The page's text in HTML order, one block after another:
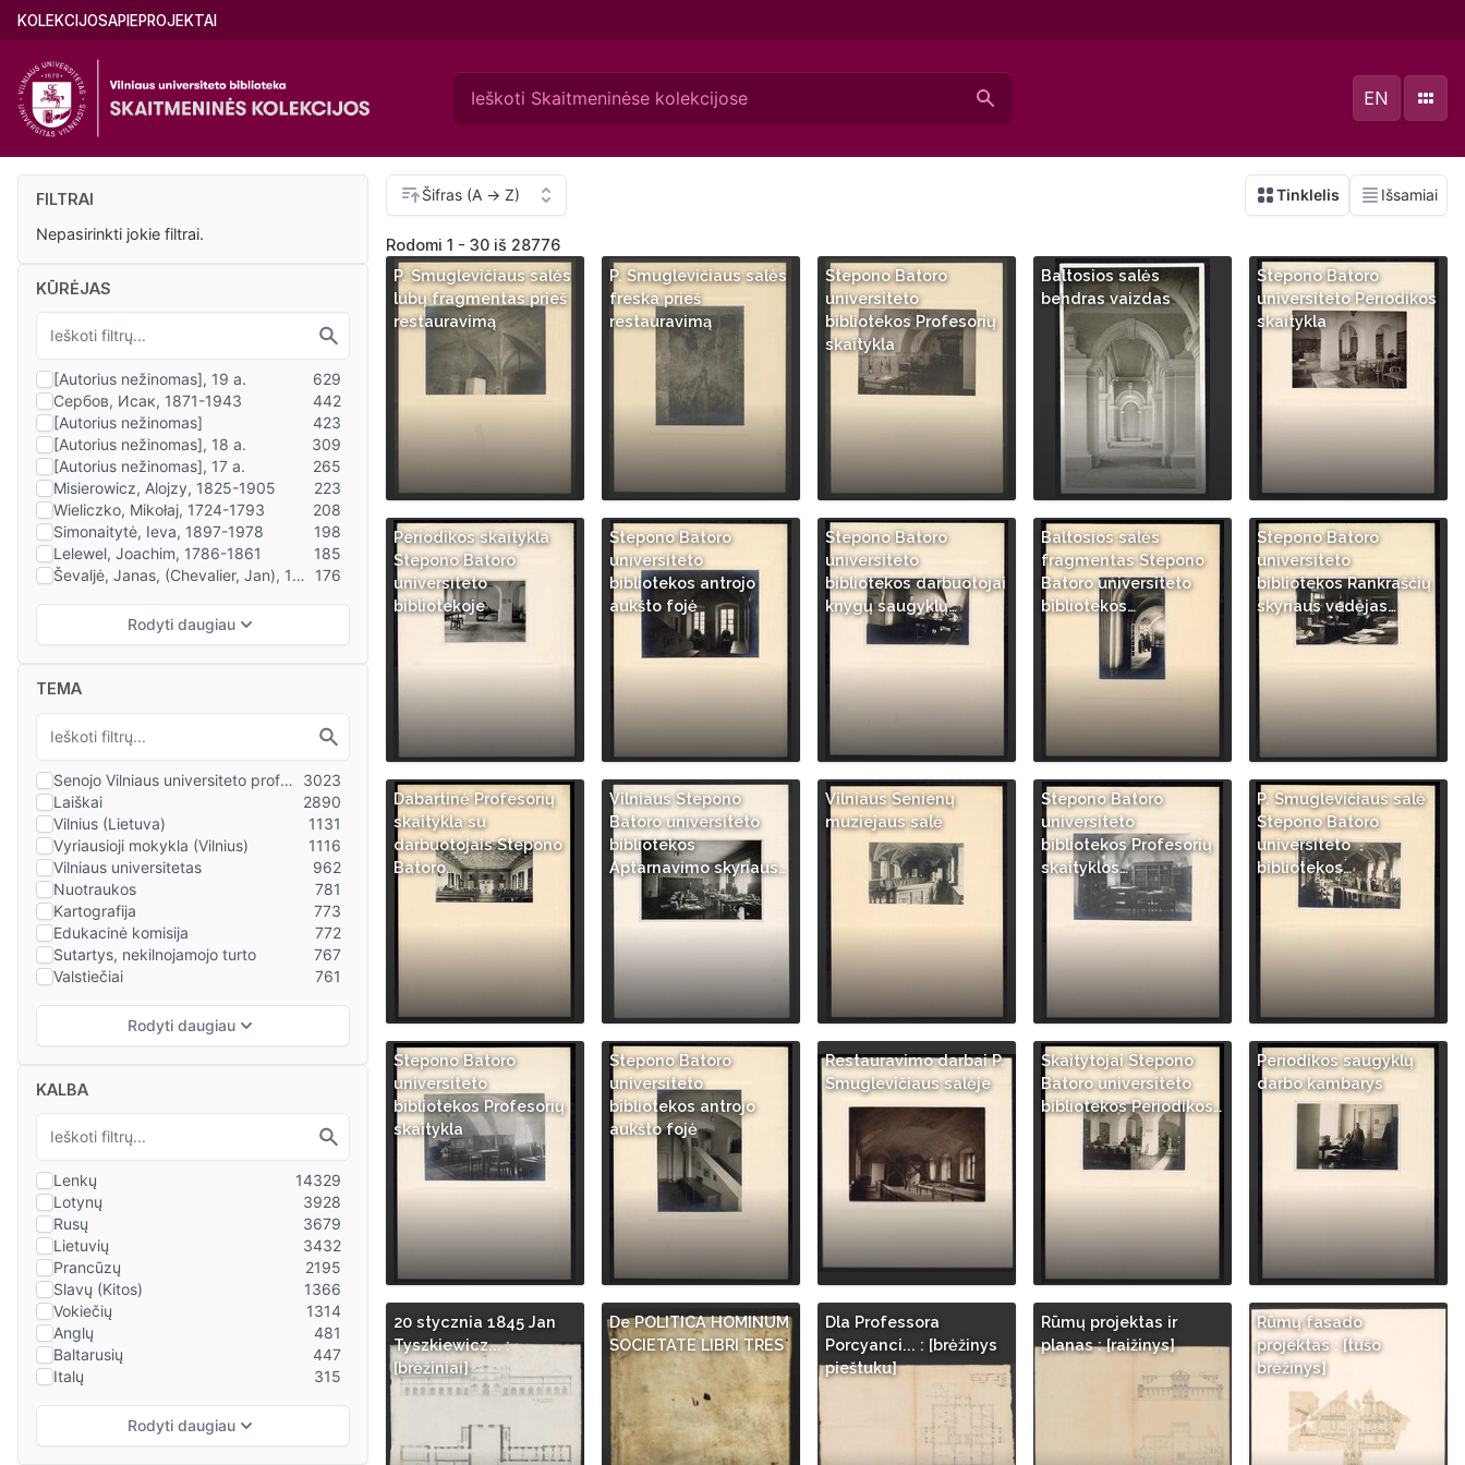
Pereiti
pagrindinį
turinį
Main
(lithuanian)
KOLEKCIJOSAPIEPROJEKTAI
EN
FILTRAI
Nepasirinkti jokie filtrai.
KŪRĖJAS
TEMA
KALBA
Rodomi 1 - 30 iš 28776
P. Smuglevičiaus salės
lubų fragmentas prieš
restauravimą
P. Smuglevičiaus salės
freska prieš
restauravimą
Stepono Batoro
universiteto
bibliotekos Profesorių
skaitykla
Baltosios salės
bendras vaizdas
Stepono Batoro
universiteto Periodikos
skaitykla
Periodikos skaitykla
Stepono Batoro
universiteto
bibliotekoje
Stepono Batoro
universiteto
bibliotekos antrojo
aukšto fojė
Stepono Batoro
universiteto
bibliotekos darbuotojai
knygų saugyklų…
Baltosios salės
fragmentas Stepono
Batoro universiteto
bibliotekos…
Stepono Batoro
universiteto
bibliotekos Rankraščių
skyriaus vedėjas…
Dabartinė Profesorių
skaitykla su
darbuotojais Stepono
Batoro…
Vilniaus Stepono
Batoro universiteto
bibliotekos
Aptarnavimo skyriaus…
Vilniaus Senienų
muziejaus salė
Stepono Batoro
universiteto
bibliotekos Profesorių
skaityklos…
P. Smuglevičiaus salė
Stepono Batoro
universiteto
bibliotekos…
Stepono Batoro
universiteto
bibliotekos Profesorių
skaitykla
Stepono Batoro
universiteto
bibliotekos antrojo
aukšto fojė
Restauravimo darbai P.
Smuglevičiaus salėje
Skaitytojai Stepono
Batoro universiteto
bibliotekos Periodikos…
Periodikos saugyklų
darbo kambarys
20 stycznia 1845 Jan
Tyszkiewicz... :
[brėžiniai]
De POLITICA HOMINUM
SOCIETATE LIBRI TRES
Dla Professora
Porcyanci... : [brėžinys
pieštuku]
Rūmų projektas ir
planas : [raižinys]
Rūmų fasado
projektas : [tušo
brėžinys]